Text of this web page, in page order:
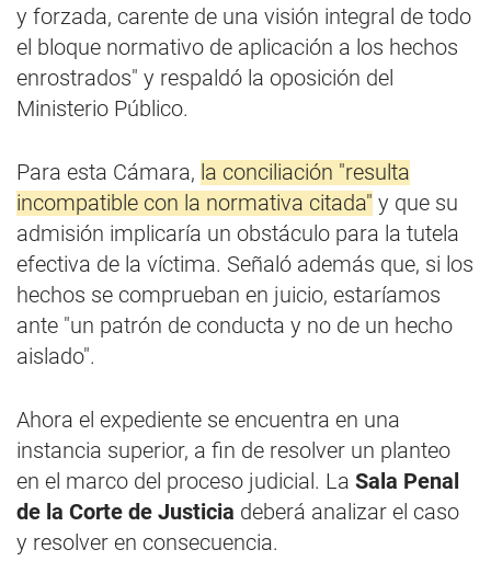
y forzada, carente de una visión integral de todo
el bloque normativo de aplicación a los hechos
enrostrados" y respaldó la oposición del
Ministerio Público.
Para esta Cámara, la conciliación "resulta
incompatible con la normativa citada" y que su
admisión implicaría un obstáculo para la tutela
efectiva de la víctima. Señaló además que, si los
hechos se comprueban en juicio, estaríamos
ante "un patrón de conducta y no de un hecho
aislado".
Ahora el expediente se encuentra en una
instancia superior, a fin de resolver un planteo
en el marco del proceso judicial. La Sala Penal
de la Corte de Justicia deberá analizar el caso
y resolver en consecuencia.